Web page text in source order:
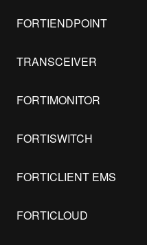
FORTIENDPOINT
TRANSCEIVER
FORTIMONITOR
FORTISWITCH
FORTICLIENT EMS
FORTICLOUD